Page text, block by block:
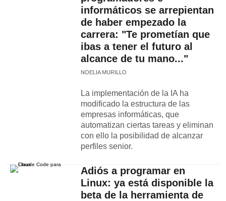
informáticos se arrepientan
de haber empezado la
carrera: "Te prometían que
ibas a tener el futuro al
alcance de tu mano..."
NOELIA MURILLO
La implementación de la IA ha
modificado la estructura de las
empresas informáticas, que
automatizan ciertas tareas y eliminan
con ello la posibilidad de alcanzar
perfiles senior.
Adiós a programar en
Linux: ya está disponible la
beta de la herramienta de